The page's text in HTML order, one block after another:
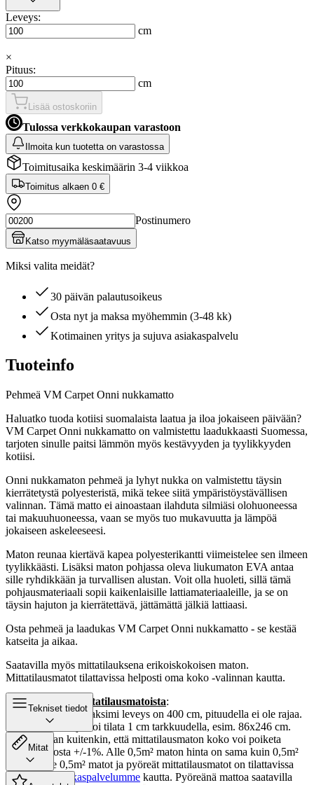
Leveys:
cm
×
Pituus:
cm
Lisää ostoskoriin
Tulossa verkkokaupan varastoon
Ilmoita kun tuotetta on varastossa
Toimitusaika keskimäärin 3-4 viikkoa
Toimitus alkaen 0 €
Postinumero
Katso myymäläsaatavuus
Miksi valita meidät?
30 päivän palautusoikeus
Osta nyt ja maksa myöhemmin (3-48 kk)
Kotimainen yritys ja sujuva asiakaspalvelu
Tuoteinfo
Pehmeä VM Carpet Onni nukkamatto
Haluatko tuoda kotiisi suomalaista laatua ja iloa jokaiseen päivään?
VM Carpet Onni nukkamatto on valmistettu laadukkaasti Suomessa,
tarjoten sinulle paitsi lämmön myös kestävyyden ja tyylikkyyden
kotiisi.
Onni nukkamaton pehmeä ja lyhyt nukka on valmistettu täysin
kierrätetystä polyesteristä, mikä tekee siitä ympäristöystävällisen
valinnan. Tämä matto ei ainoastaan ilahduta silmiäsi olohuoneessa
tai makuuhuoneessa, vaan se myös tuo mukavuutta ja lämpöä
jokaiseen askeleeseesi.
Maton reunaa kiertävä kapea polyesterikantti viimeistelee sen ilmeen
tyylikkäästi. Lisäksi maton pohjassa oleva liukumaton EVA antaa
sille ryhdikkään ja turvallisen alustan. Voit olla huoleti, sillä tämä
pohjausmateriaali sopii kaikenlaisille lattiamateriaaleille, ja se on
täysin hajuton ja kierrätettävä, jättämättä jälkiä lattiaasi.
Osta pehmeä ja laadukas VM Carpet Onni nukkamatto - se kestää
katseita ja aikaa.
Saatavilla myös mittatilauksena erikoiskokoisen maton.
Mittatilausmatot tilattavissa helposti oma koko -valinnan kautta.
Lisähuomioita mittatilausmatoista:
Mittatilausmaton maksimi leveys on 400 cm, pituudella ei ole rajaa.
Mittatilausmattoja voi tilata 1 cm tarkkuudella, esim. 86x246 cm.
Huomioithan kuitenkin, että mittatilausmaton koko voi poiketa
tilatusta koosta +/-1%. Alle 0,5m² maton hinta on sama kuin 0,5m²
maton. Alle 0,5m² matot ja pyöreät mittatilausmatot on tilattavissa
ainoastaan
asiakaspalvelumme kautta. Pyöreänä mattoa saatavilla
Tekniset tiedot
Mitat